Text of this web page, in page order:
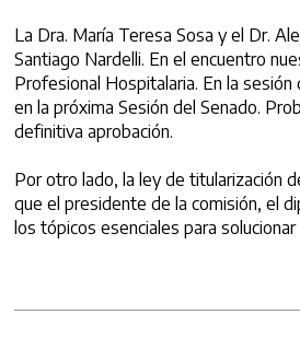
La Dra. María Teresa Sosa y el Dr.
Santiago Nardelli. En el encuentro
Profesional Hospitalaria. En la
en la próxima Sesión del Senado.
definitiva aprobación.
Por otro lado, la ley de titularización
que el presidente de la comisión, el
los tópicos esenciales para